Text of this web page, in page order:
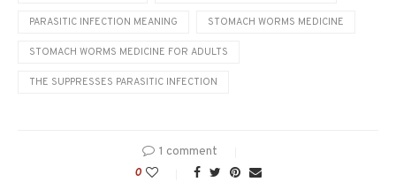
PARASITIC INFECTION MEANING STOMACH WORMS MEDICINE
STOMACH WORMS MEDICINE FOR ADULTS
THE SUPPRESSES PARASITIC INFECTION
1 comment
0